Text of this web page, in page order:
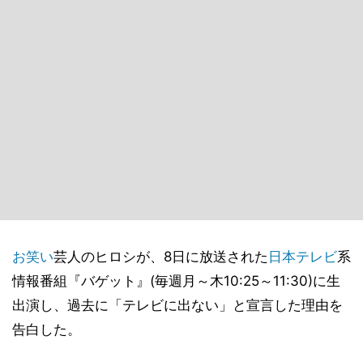
お笑い芸人のヒロシが、8日に放送された 日本テレビ系
情報番組『バゲット』(毎週月～木10:25～11:30)に生
出演し、過去に「テレビに出ない」と宣言した理由を
告白した。